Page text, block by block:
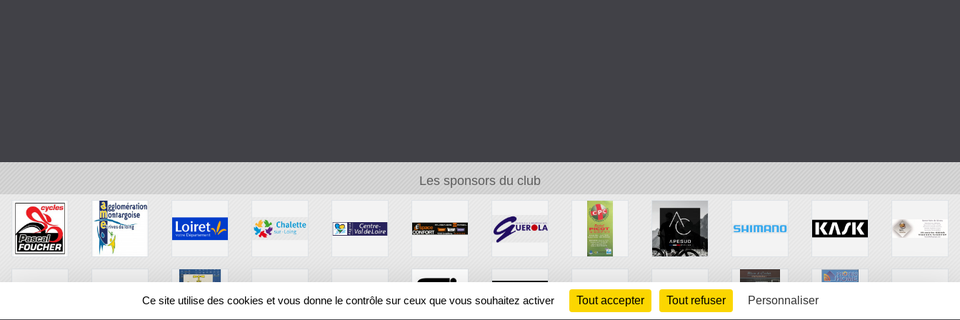
Les sponsors du club
Ce site utilise des cookies et vous donne le contrôle sur ceux que vous souhaitez activer Tout accepter Tout refuser Personnaliser